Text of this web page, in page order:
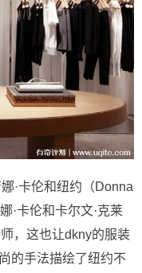
·卡伦和纽约（Donna
·卡伦和卡尔文·克莱
，这也让dkny的服装
的手法描绘了纽约不